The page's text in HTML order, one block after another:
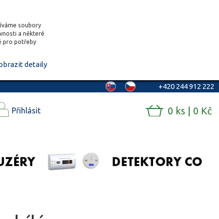
soubory
a některé
pro potřeby
detaily
+420 244 912 222
Přihlásit 0 ks | 0 Kč